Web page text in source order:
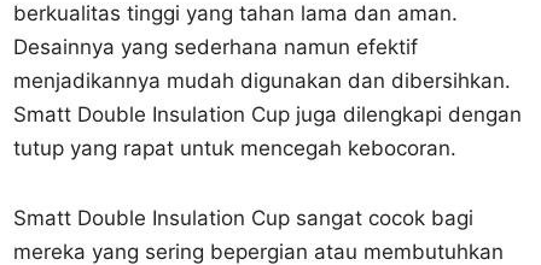
berkualitas tinggi yang tahan lama dan aman.
Desainnya yang sederhana namun efektif
menjadikannya mudah digunakan dan dibersihkan.
Smatt Double Insulation Cup juga dilengkapi dengan
tutup yang rapat untuk mencegah kebocoran.
Smatt Double Insulation Cup sangat cocok bagi
mereka yang sering bepergian atau membutuhkan